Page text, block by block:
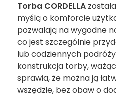
Torba CORDELLA
myślą o komforcie
pozwalają na wygodne
co jest szczególnie
lub codziennych
konstrukcja torby,
sprawia, że można ją
wszędzie, bez obaw o